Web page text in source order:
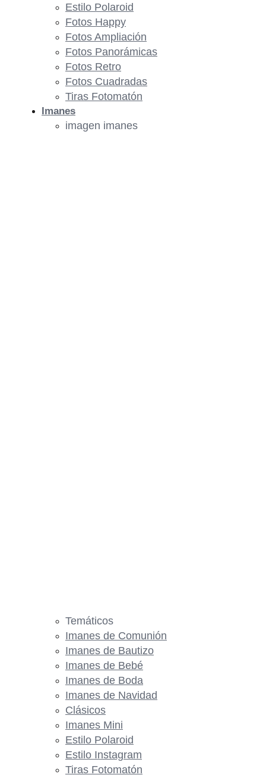
Estilo Polaroid
Fotos Happy
Fotos Ampliación
Fotos Panorámicas
Fotos Retro
Fotos Cuadradas
Tiras Fotomatón
Imanes
imagen imanes
Temáticos
Imanes de Comunión
Imanes de Bautizo
Imanes de Bebé
Imanes de Boda
Imanes de Navidad
Clásicos
Imanes Mini
Estilo Polaroid
Estilo Instagram
Tiras Fotomatón